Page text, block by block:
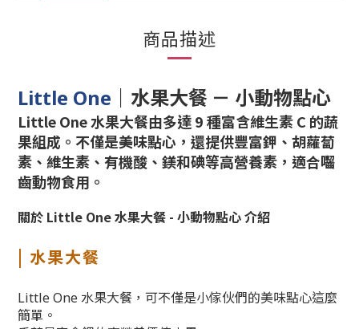
商品描述
Little One ｜ 水果大餐 － 小動物點心
Little One 水果大餐由多達 9 種富含維生素 C 的蔬
果組成。不僅是美味點心，還提供豐富鉀、胡蘿蔔
素、維生素、有機酸、鎂和碘等高營養素，適合囓
齒動物食用。
關於 Little One 水果大餐 - 小動物點心 介紹
| 水果大餐
Little One 水果大餐，可不僅是小傢伙們的美味點心這麼
簡單。